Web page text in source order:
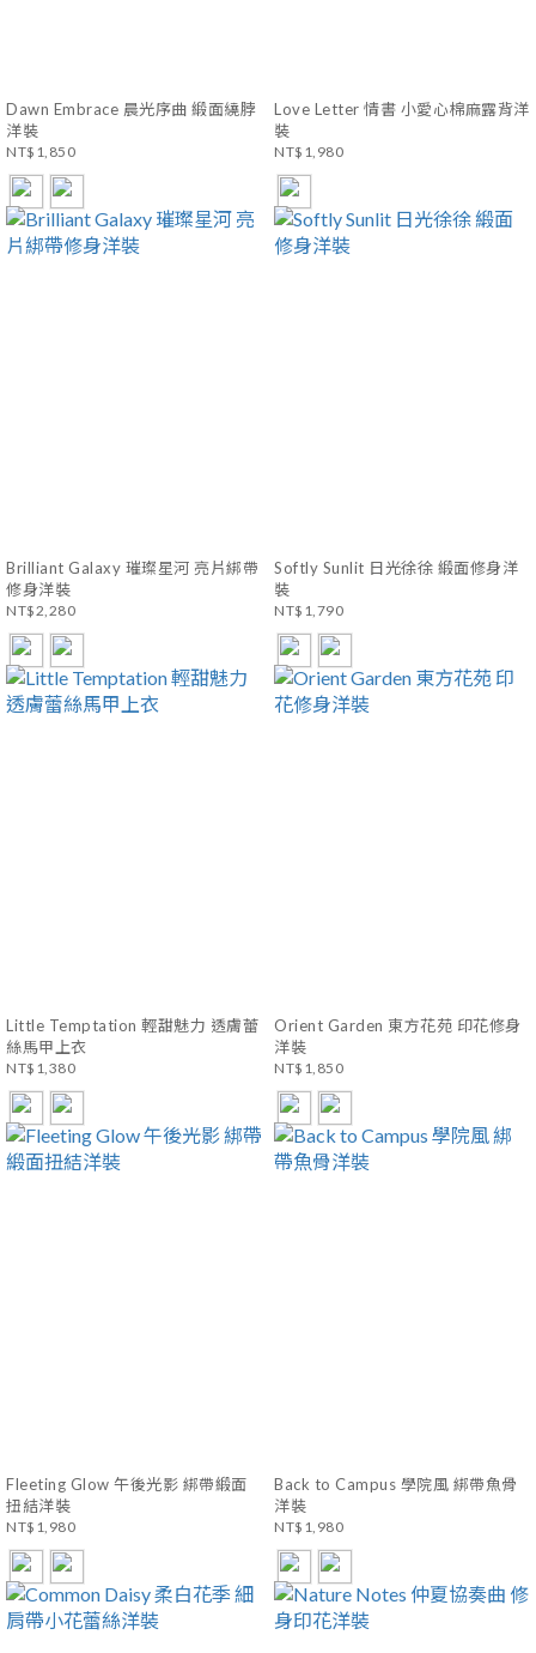
Dawn Embrace 晨光序曲 緞面繞脖
洋裝
NT$1,850
Love Letter 情書 小愛心棉麻露背洋
裝
NT$1,980
Brilliant Galaxy 璀璨星河 亮片綁帶
修身洋裝
NT$2,280
Softly Sunlit 日光徐徐 緞面修身洋
裝
NT$1,790
Little Temptation 輕甜魅力 透膚蕾
絲馬甲上衣
NT$1,380
Orient Garden 東方花苑 印花修身
洋裝
NT$1,850
Fleeting Glow 午後光影 綁帶緞面
扭結洋裝
NT$1,980
Back to Campus 學院風 綁帶魚骨
洋裝
NT$1,980